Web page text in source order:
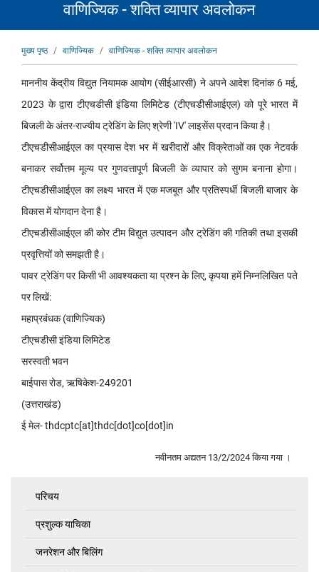
वाणिज्यिक - शक्ति व्यापार अवलोकन
पग
चिन्ह
मुख्य पृष्ठ वाणिज्यिक वाणिज्यिक - शक्ति व्यापार अवलोकन
माननीय केंद्रीय विद्युत नियामक आयोग (सीईआरसी) ने अपने आदेश दिनांक 6 मई,
2023 के द्वारा टीएचडीसी इंडिया लिमिटेड (टीएचडीसीआईएल) को पूरे भारत में
बिजली के अंतर-राज्यीय ट्रेडिंग के लिए श्रेणी 'IV' लाइसेंस प्रदान किया है।
टीएचडीसीआईएल का प्रयास देश भर में खरीदारों और विक्रेताओं का एक नेटवर्क
बनाकर सर्वोत्तम मूल्य पर गुणवत्तापूर्ण बिजली के व्यापार को सुगम बनाना होगा।
टीएचडीसीआईएल का लक्ष्य भारत में एक मजबूत और प्रतिस्पर्धी बिजली बाजार के
विकास में योगदान देना है।
टीएचडीसीआईएल की कोर टीम विद्युत उत्‍पादन और ट्रेडिंग की गतिकी तथा इसकी
प्रवृत्तियों को समझती है।
पावर ट्रेडिंग पर किसी भी आवश्यकता या प्रश्न के लिए, कृपया हमें निम्नलिखित पते
पर लिखें:
महाप्रबंधक (वाणिज्यिक)
टीएचडीसी इंडिया लिमिटेड
सरस्वती भवन
बाईपास रोड, ऋषिकेश-249201
(उत्तराखंड)
ई मेल- thdcptc[at]thdc[dot]co[dot]in
नवीनतम अद्यतन 13/2/2024 किया गया ।
परिचय
प्रशुल्क याचिका
जनरेशन और बिलिंग